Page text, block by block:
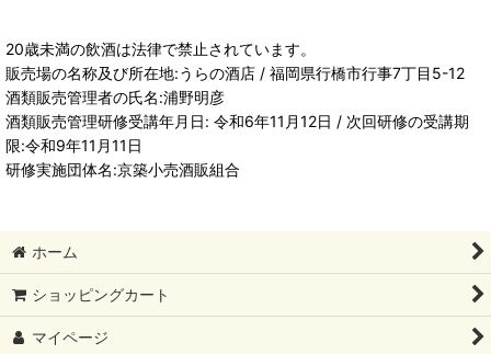
20歳未満の飲酒は法律で禁止されています。
販売場の名称及び所在地:うらの酒店 / 福岡県行橋市行事7丁目5-12
酒類販売管理者の氏名:浦野明彦
酒類販売管理研修受講年月日: 令和6年11月12日 / 次回研修の受講期
限:令和9年11月11日
研修実施団体名:京築小売酒販組合
ホーム
ショッピングカート
マイページ